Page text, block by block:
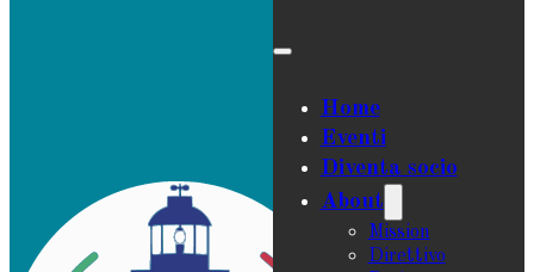
Home
Eventi
Diventa socio
About
Mission
Direttivo